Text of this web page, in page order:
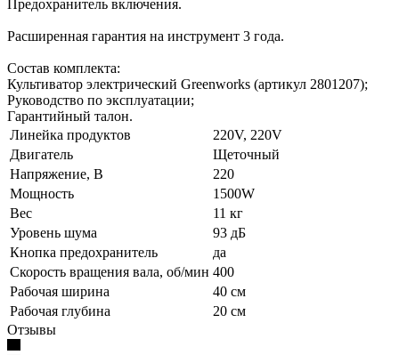
Предохранитель включения.
Расширенная гарантия на инструмент 3 года.
Состав комплекта:
Культиватор электрический Greenworks (артикул 2801207);
Руководство по эксплуатации;
Гарантийный талон.
Линейка продуктов
220V, 220V
Двигатель
Щеточный
Напряжение, В
220
Мощность
1500W
Вес
11 кг
Уровень шума
93 дБ
Кнопка предохранитель
да
Скорость вращения вала, об/мин 400
Рабочая ширина
40 см
Рабочая глубина
20 см
Отзывы